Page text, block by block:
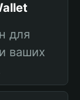
для
ваших